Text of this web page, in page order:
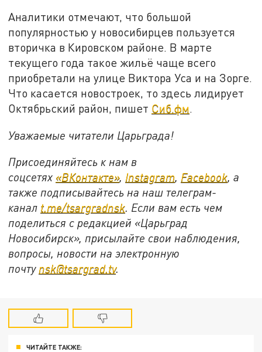
Аналитики отмечают, что большой
популярностью у новосибирцев пользуется
вторичка в Кировском районе. В марте
текущего года такое жильё чаще всего
приобретали на улице Виктора Уса и на Зорге.
Что касается новостроек, то здесь лидирует
Октябрьский район, пишет Сиб.фм.
Уважаемые читатели Царьграда!
Присоединяйтесь к нам в
соцсетях «ВКонтакте», Instagram, Facebook, а
также подписывайтесь на наш телеграм-
канал t.me/tsargradnsk. Если вам есть чем
поделиться с редакцией «Царьград
Новосибирск», присылайте свои наблюдения,
вопросы, новости на электронную
почту nsk@tsargrad.tv.
ЧИТАЙТЕ ТАКЖЕ: